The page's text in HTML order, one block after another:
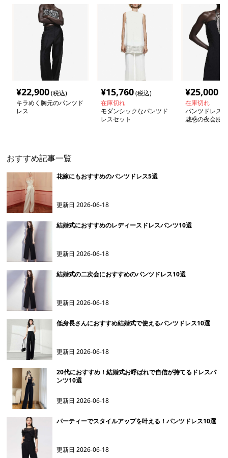
¥22,900(税込)
キラめく胸元のパンツド
レス
¥15,760(税込)
在庫切れ
モダンシックなパンツド
レスセット
¥25,000
在庫切れ
パンツドレス
魅惑の夜会服
おすすめ記事一覧
花嫁にもおすすめのパンツドレス5選
更新日2026-06-18
結婚式におすすめのレディースドレスパンツ10選
更新日2026-06-18
結婚式の二次会におすすめのパンツドレス10選
更新日2026-06-18
低身長さんにおすすめ結婚式で使えるパンツドレス10選
更新日2026-06-18
20代におすすめ！結婚式お呼ばれで自信が持てるドレスパ
ンツ10選
更新日2026-06-18
パーティーでスタイルアップを叶える！パンツドレス10選
更新日2026-06-18